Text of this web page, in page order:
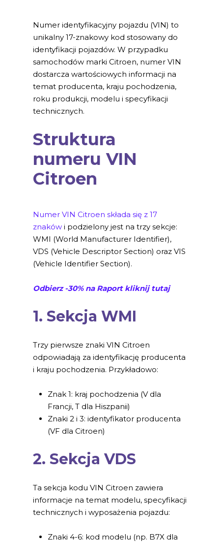
Numer identyfikacyjny pojazdu (VIN) to
unikalny 17-znakowy kod stosowany do
identyfikacji pojazdów. W przypadku
samochodów marki Citroen, numer VIN
dostarcza wartościowych informacji na
temat producenta, kraju pochodzenia,
roku produkcji, modelu i specyfikacji
technicznych.
Struktura
numeru VIN
Citroen
Numer VIN Citroen składa się z 17
znaków i podzielony jest na trzy sekcje:
WMI (World Manufacturer Identifier),
VDS (Vehicle Descriptor Section) oraz VIS
(Vehicle Identifier Section).
Odbierz -30% na Raport kliknij tutaj
1. Sekcja WMI
Trzy pierwsze znaki VIN Citroen
odpowiadają za identyfikację producenta
i kraju pochodzenia. Przykładowo:
Znak 1: kraj pochodzenia (V dla
Francji, T dla Hiszpanii)
Znaki 2 i 3: identyfikator producenta
(VF dla Citroen)
2. Sekcja VDS
Ta sekcja kodu VIN Citroen zawiera
informacje na temat modelu, specyfikacji
technicznych i wyposażenia pojazdu:
Znaki 4-6: kod modelu (np. B7X dla